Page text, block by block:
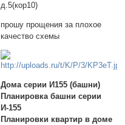
д.5(кор10)
прошу прощения за плохое
качество схемы
Дома серии И155 (башни)
Планировка башни серии
И-155
Планировки квартир в доме